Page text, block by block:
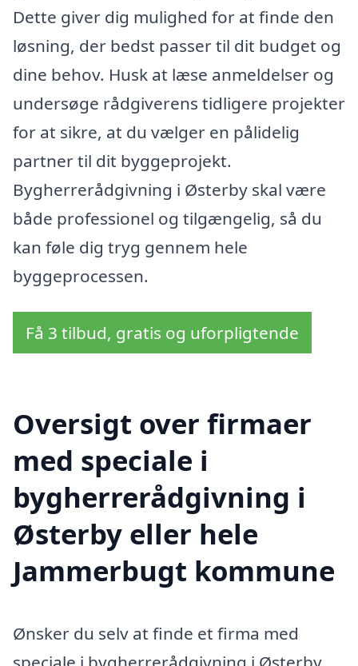
Dette giver dig mulighed for at finde den
løsning, der bedst passer til dit budget og
dine behov. Husk at læse anmeldelser og
undersøge rådgiverens tidligere projekter
for at sikre, at du vælger en pålidelig
partner til dit byggeprojekt.
Bygherrerådgivning i Østerby skal være
både professionel og tilgængelig, så du
kan føle dig tryg gennem hele
byggeprocessen.
Få 3 tilbud, gratis og uforpligtende
Oversigt over firmaer
med speciale i
bygherrerådgivning i
Østerby eller hele
Jammerbugt kommune
Ønsker du selv at finde et firma med